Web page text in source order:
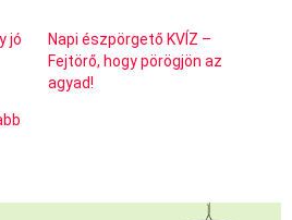
jó
Napi észpörgető KVÍZ –
Fejtörő, hogy pörögjön az
agyad!